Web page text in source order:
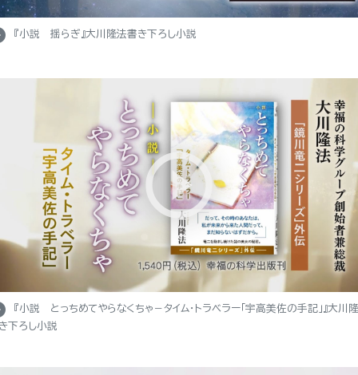
『小説 揺らぎ』大川隆法書き下ろし小説
『小説 とっちめてやらなくちゃ－タイム・トラベラー「宇高美佐の手記」』大川
下ろし小説